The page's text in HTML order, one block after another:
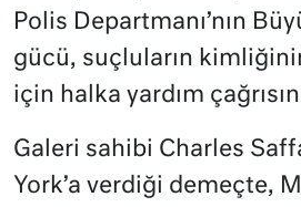
Polis Departmanı’nın
gücü, suçluların
için halka yardım
Galeri sahibi Charles
York’a verdiği demeçte,